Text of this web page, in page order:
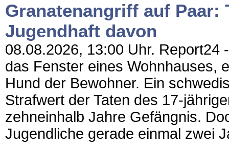
Granatenangriff auf Paar:
Jugendhaft davon
08.08.2026, 13:00 Uhr. Report24
das Fenster eines Wohnhauses,
Hund der Bewohner. Ein
Strafwert der Taten des 17-
zehneinhalb Jahre Gefängnis.
Jugendliche gerade einmal zwei